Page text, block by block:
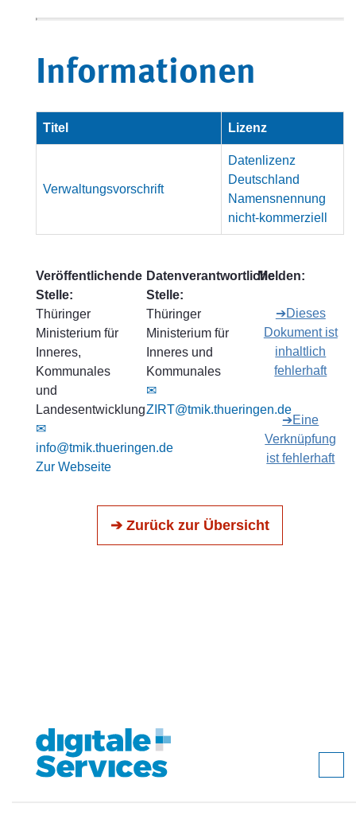
Informationen
Titel Lizenz
Verwaltungsvorschrift
Datenlizenz
Deutschland
Namensnennung
nicht-kommerziell
Veröffentlichende
Stelle:
Thüringer
Ministerium für
Inneres,
Kommunales
und
Landesentwicklung
✉
info@tmik.thueringen.de
Zur Webseite
Datenverantwortliche
Stelle:
Thüringer
Ministerium für
Inneres und
Kommunales
✉
ZIRT@tmik.thueringen.de
Melden:
➔Dieses
Dokument ist
inhaltlich
fehlerhaft
➔Eine
Verknüpfung
ist fehlerhaft
➔ Zurück zur Übersicht